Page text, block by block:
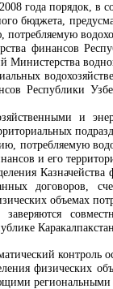
года порядок, в
бюджета,
потребляемую
финансов
Министерства
Республики
и
потребляемую
и его
договоров,
объемах
контроль
физических